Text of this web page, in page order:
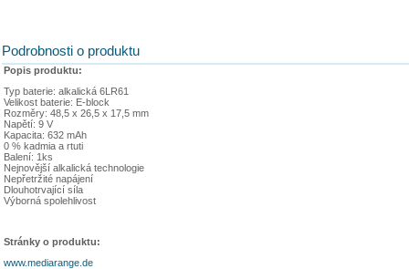
Podrobnosti o produktu
Popis produktu:
Typ baterie: alkalická 6LR61
Velikost baterie: E-block
Rozměry: 48,5 x 26,5 x 17,5 mm
Napětí: 9 V
Kapacita: 632 mAh
0 % kadmia a rtuti
Balení: 1ks
Nejnovější alkalická technologie
Nepřetržité napájení
Dlouhotrvající síla
Výborná spolehlivost
Stránky o produktu:
www.mediarange.de